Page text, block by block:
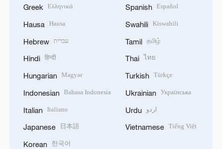
Greek Ελληνικά
Hausa Hausa
Hebrew עברית
Hindi हिन्दी
Hungarian Magyar
Indonesian Bahasa Indonesia
Italian Italiano
Japanese 日本語
Korean 한국어
Spanish Español
Swahili Kiswahili
Tamil தமிழ்
Thai ไทย
Turkish Türkçe
Ukrainian Українська
Urdu اردو
Vietnamese Tiếng Việt